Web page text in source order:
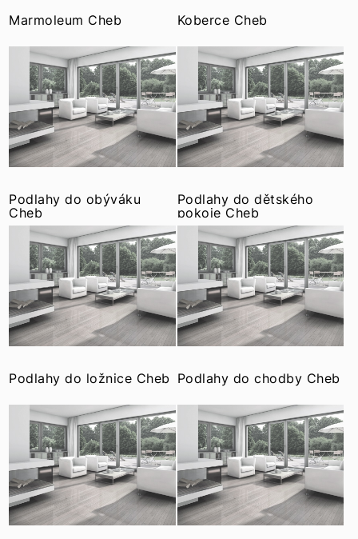
Marmoleum Cheb Koberce Cheb
Podlahy do obýváku
Cheb
Podlahy do dětského
pokoje Cheb
Podlahy do ložnice Cheb Podlahy do chodby Cheb